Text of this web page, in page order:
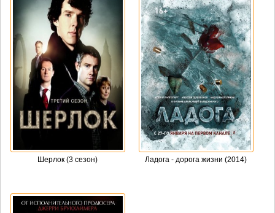
Шерлок (3 сезон) Ладога - дорога жизни (2014)